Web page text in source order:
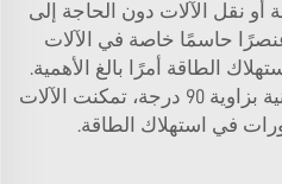
أو نقل الآلات دون الحاجة إلى
حاسمًا خاصة في الآلات
الطاقة أمرًا بالغ الأهمية.
وباستخدام علبة تروس حلزونية بزاوية 90 درجة، تمكنت الآلات
في استهلاك الطاقة.